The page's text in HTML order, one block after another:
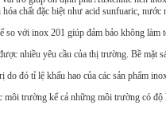
chất đặc biệt như acid sunfuaric, nước
với inox 201 giúp đảm bảo không làm
nhiều yêu cầu của thị trường. Bề mặt
đó tỉ lệ khấu hao của các sản phẩm
trường kể cả những môi trường có độ